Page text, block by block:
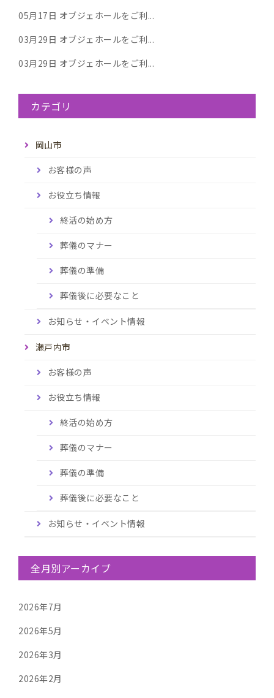
05月17日 オブジェホールをご利...
03月29日 オブジェホールをご利...
03月29日 オブジェホールをご利...
カテゴリ
岡山市
お客様の声
お役立ち情報
終活の始め方
葬儀のマナー
葬儀の準備
葬儀後に必要なこと
お知らせ・イベント情報
瀬戸内市
お客様の声
お役立ち情報
終活の始め方
葬儀のマナー
葬儀の準備
葬儀後に必要なこと
お知らせ・イベント情報
全月別アーカイブ
2026年7月
2026年5月
2026年3月
2026年2月